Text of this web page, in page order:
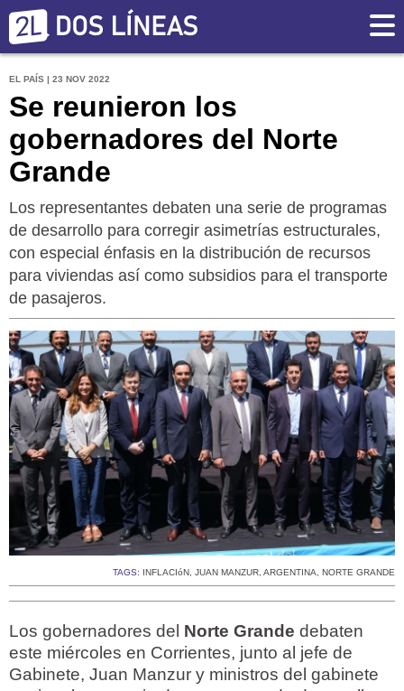
EL PAÍS | 23 NOV 2022
Se reunieron los
gobernadores del Norte
Grande
Los representantes debaten una serie de programas
de desarrollo para corregir asimetrías estructurales,
con especial énfasis en la distribución de recursos
para viviendas así como subsidios para el transporte
de pasajeros.
TAGS: INFLACIóN, JUAN MANZUR, ARGENTINA, NORTE GRANDE
Los gobernadores del Norte Grande debaten
este miércoles en Corrientes, junto al jefe de
Gabinete, Juan Manzur y ministros del gabinete